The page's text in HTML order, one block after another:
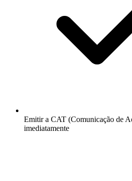
Emitir a CAT (Comunicação de
imediatamente